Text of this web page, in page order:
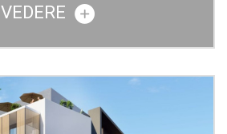
VEDERE